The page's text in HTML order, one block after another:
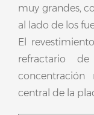
muy grandes,
al lado de los
El
refractario
central de la